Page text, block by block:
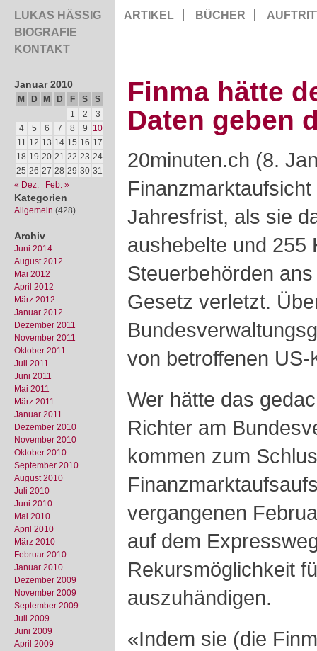
LUKAS HÄSSIG
BIOGRAFIE
KONTAKT
ARTIKEL BÜCHER
Januar 2010
M D M D F S
S
1
2
3
4
5 6 7 8 9
10
11 12 13 14 15 16 17
18 19 20 21 22 23 24
25 26 27 28 29 30 31
« Dez.
Feb. »
Kategorien
Allgemein (428)
Archiv
Juni 2014
August 2012
Mai 2012
April 2012
März 2012
Januar 2012
Dezember 2011
November 2011
Oktober 2011
Juli 2011
Juni 2011
Mai 2011
März 2011
Januar 2011
Dezember 2010
November 2010
Oktober 2010
September 2010
August 2010
Juli 2010
Juni 2010
Mai 2010
April 2010
März 2010
Februar 2010
Januar 2010
Dezember 2009
November 2009
September 2009
Juli 2009
Juni 2009
April 2009
Finma hätte
Daten geben
20minuten.ch (8.
Jahresfrist, als sie
aushebelte und 255
Steuerbehörden
Gesetz verletzt.
von betroffenen
Wer hätte das
Richter am
kommen zum
vergangenen
auf dem
Rekursmöglichkeit
auszuhändigen.
«Indem sie (die